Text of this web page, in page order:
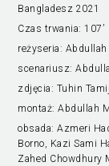
Bangladesz 2021
Czas trwania: 107’
reżyseria: Abdullah
scenariusz:
zdjęcia: Tuhin
montaż:Abdullah
obsada:Azmeri
Borno, Kazi Sami
Zahed Chowdhury